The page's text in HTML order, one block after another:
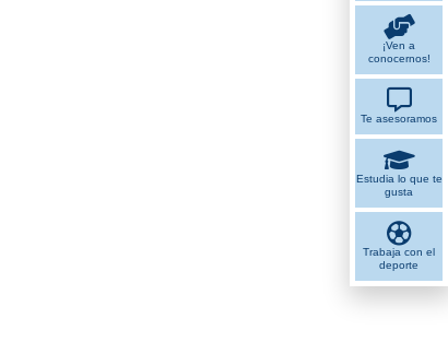
¡Ven a
conocernos!
Te asesoramos
Estudia lo que te
gusta
Trabaja con el
deporte